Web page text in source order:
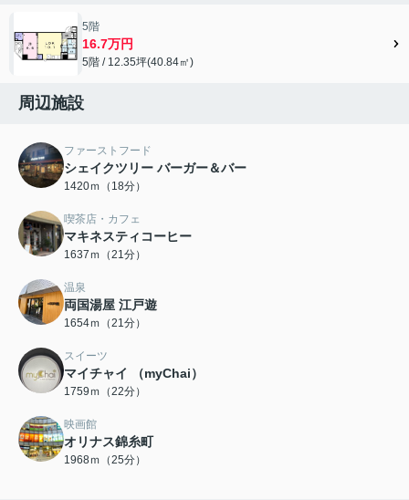
5階
16.7万円
5階 / 12.35坪(40.84㎡)
周辺施設
ファーストフード
シェイクツリー バーガー＆バー
1420ｍ（18分）
喫茶店・カフェ
マキネスティコーヒー
1637ｍ（21分）
温泉
両国湯屋 江戸遊
1654ｍ（21分）
スイーツ
マイチャイ （myChai）
1759ｍ（22分）
映画館
オリナス錦糸町
1968ｍ（25分）